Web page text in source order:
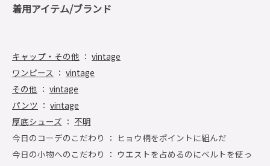
着用アイテム/ブランド
キャップ・その他 ： vintage
ワンピース ： vintage
その他 ： vintage
パンツ ： vintage
厚底シューズ ： 不明
今日のコーデのこだわり ： ヒョウ柄をポイントに組んだ
今日の小物へのこだわり ： ウエストを占めるのにベルトを使っ